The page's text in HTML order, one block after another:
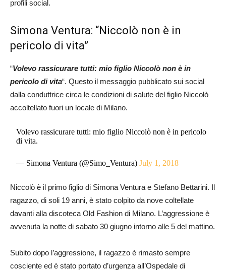
profili social.
Simona Ventura: “Niccolò non è in
pericolo di vita”
“Volevo rassicurare tutti: mio figlio Niccolò non è in
pericolo di vita“. Questo il messaggio pubblicato sui social
dalla conduttrice circa le condizioni di salute del figlio Niccolò
accoltellato fuori un locale di Milano.
Volevo rassicurare tutti: mio figlio Niccolò non è in pericolo
di vita.
— Simona Ventura (@Simo_Ventura)July 1, 2018
Niccolò è il primo figlio di Simona Ventura e Stefano Bettarini. Il
ragazzo, di soli 19 anni, è stato colpito da nove coltellate
davanti alla discoteca Old Fashion di Milano. L’aggressione è
avvenuta la notte di sabato 30 giugno intorno alle 5 del mattino.
Subito dopo l’aggressione, il ragazzo è rimasto sempre
cosciente ed è stato portato d’urgenza all’Ospedale di